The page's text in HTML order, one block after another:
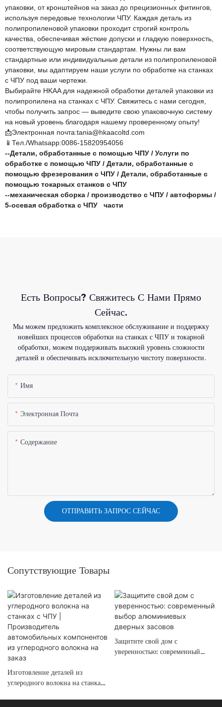
упаковки, от кронштейнов на заказ до прецизионных фитингов,
используя передовые технологии ЧПУ. Каждая деталь из
полипропиленовой упаковки проходит строгий контроль
качества, обеспечивая жёсткие допуски и гладкую поверхность,
соответствующую мировым стандартам. Нужны ли вам
стандартные или индивидуальные детали из полипропиленовой
упаковки, мы адаптируем наши услуги по обработке на станках
с ЧПУ под ваши чертежи.
Выбирайте HKAA для надежной обработки деталей упаковки из
полипропилена на станках с ЧПУ. Свяжитесь с нами сегодня,
чтобы получить запрос — выведите свою упаковочную систему
на новый уровень благодаря нашему проверенному опыту!
📩Электронная почта:tania@hkaacoltd.com
📱Тел./Whatsapp:0086-15820954056
--Детали, обработанные с помощью ЧПУ / Услуги по
обработке с помощью ЧПУ / Детали, обработанные с
помощью фрезерования с ЧПУ / Детали, обработанные с
помощью токарных станков с ЧПУ
--механическая сборка / производство с ЧПУ / автоформы /
5-осевая обработка с ЧПУ
части
Есть Вопросы? Свяжитесь С Нами Прямо
Сейчас.
Мы можем предложить комплексное обслуживание и поддержку
новейших процессов обработки на станках с ЧПУ и токарной
обработки, можем поддерживать высокий уровень сложности
деталей и обеспечивать исключительную чистоту поверхности.
Имя
Электронная Почта
Содержание
ОТПРАВИТЬ ЗАПРОС СЕЙЧАС
Сопутствующие Товары
Изготовление деталей из
углеродного волокна на станках
Защитите свой дом с
уверенностью: современный